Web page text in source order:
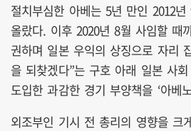
절치부심한 아베는 5년 만인 2012
올랐다. 이후 2020년 8월 사임할 때
권하며 일본 우익의 상징으로 자리
을 되찾겠다”는 구호 아래 일본 사
도입한 과감한 경기 부양책을 ‘아베
외조부인 기시 전 총리의 영향을 크